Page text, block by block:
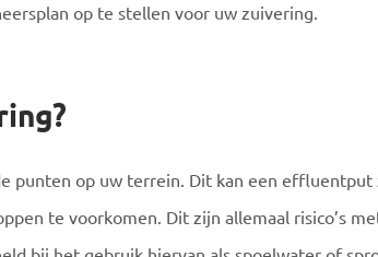
op te stellen voor uw zuivering.
punten op uw terrein. Dit kan een
te voorkomen. Dit zijn allemaal risico’s